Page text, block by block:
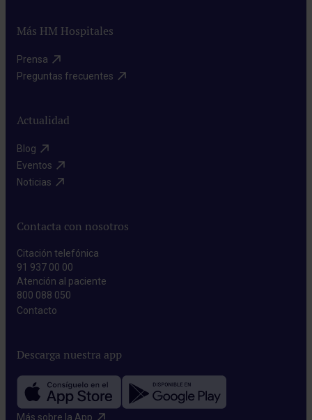
Más HM Hospitales
Prensa​
Preguntas frecuentes​
Actualidad
Blog​
Eventos​
Noticias​
Contacta con nosotros
Citación telefónica
91 937 00 00
Atención al paciente
800 088 050
Contacto​
Descarga nuestra app
Más sobre la App​